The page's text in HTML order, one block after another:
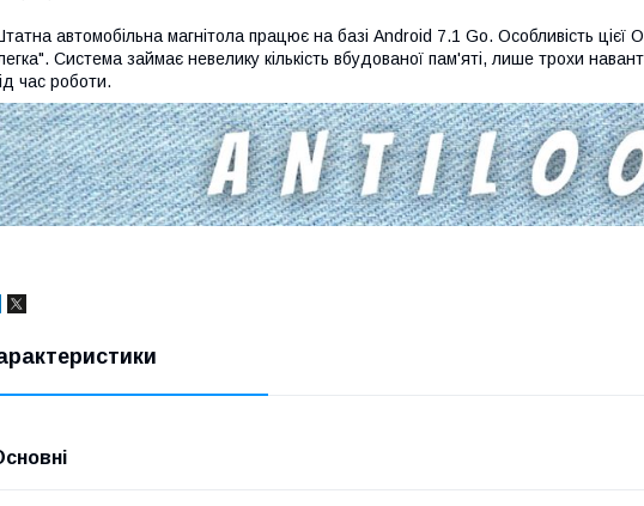
автомобільна магнітола працює на базі Android 7.1 Go. Особливість
Система займає невелику кількість вбудованої пам'яті, лише трохи
час роботи.